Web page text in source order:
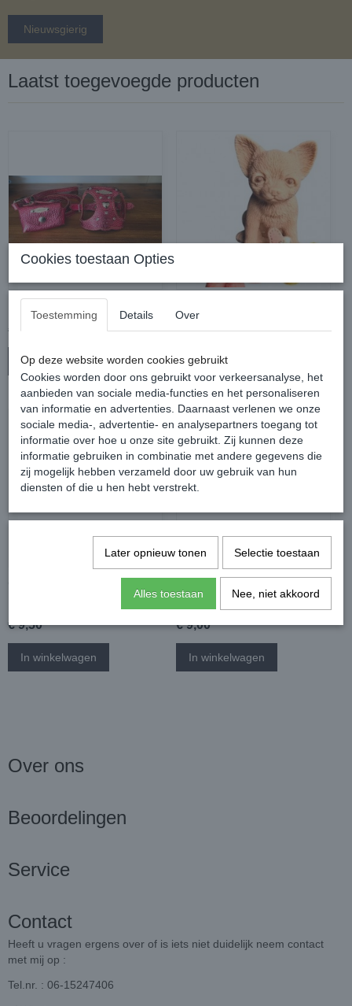
Nieuwsgierig
Laatst toegevoegde producten
€ 140,00
In winkelwagen
€ 13,00
In winkelwagen
€ 9,50
In winkelwagen
€ 9,00
In winkelwagen
Over ons
Beoordelingen
Service
Contact
Heeft u vragen ergens over of is iets niet duidelijk neem contact
met mij op :
Tel.nr. : 06-15247406
Cookies toestaan Opties
Toestemming Details Over
Op deze website worden cookies gebruikt
Cookies worden door ons gebruikt voor verkeersanalyse, het
aanbieden van sociale media-functies en het personaliseren
van informatie en advertenties. Daarnaast verlenen we onze
sociale media-, advertentie- en analysepartners toegang tot
informatie over hoe u onze site gebruikt. Zij kunnen deze
informatie gebruiken in combinatie met andere gegevens die
zij mogelijk hebben verzameld door uw gebruik van hun
diensten of die u hen hebt verstrekt.
Later opnieuw tonen Selectie toestaan
Alles toestaan Nee, niet akkoord